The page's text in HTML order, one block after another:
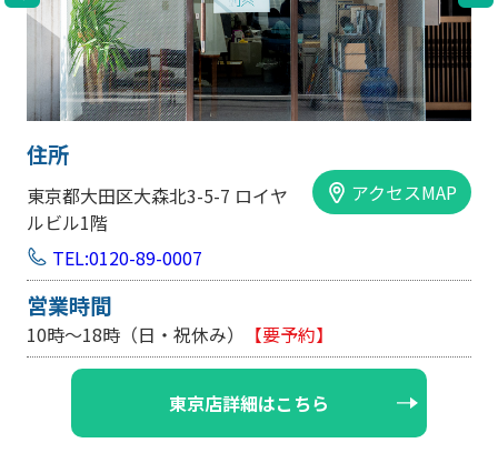
大田区大森北3-5-7 ロイヤ
1階
アクセスMAP
89-0007
間
18時（日・祝休み）【要予約】
東京店詳細はこちら
大阪市中
手前ビル